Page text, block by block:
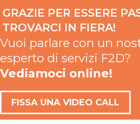
GRAZIE PER ESSERE
Vuoi parlare con un
esperto di servizi F2D?
Vediamoci online!
FISSA UNA VIDEO CALL